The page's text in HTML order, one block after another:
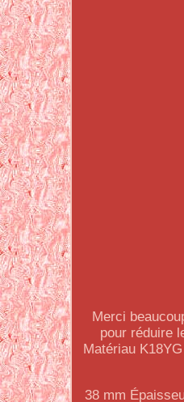
Merci
pour réduire
Matériau
38 mm